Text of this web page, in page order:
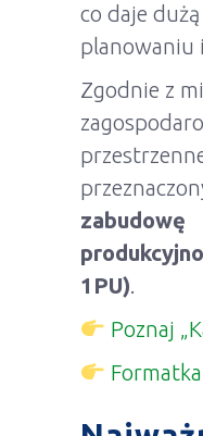
co daje
planowaniu
Zgodnie z
zabudowę
1PU).
Poznaj